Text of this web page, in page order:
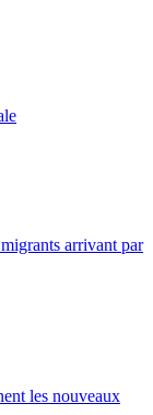
arrivant par
les nouveaux